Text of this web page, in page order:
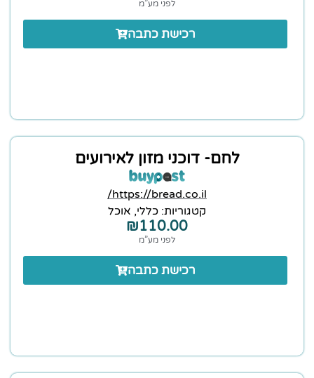
לפני מע”מ
רכישת כתבה
לחם- דוכני מזון לאירועים
https://bread.co.il/
קטגוריות: כללי, אוכל
₪110.00
לפני מע”מ
רכישת כתבה